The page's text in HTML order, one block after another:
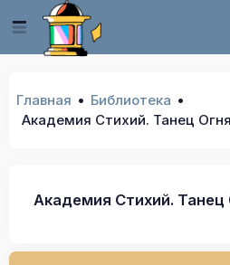
Главная
Библиотека
Академия Стихий. Танец Огня
Академия Стихий. Танец